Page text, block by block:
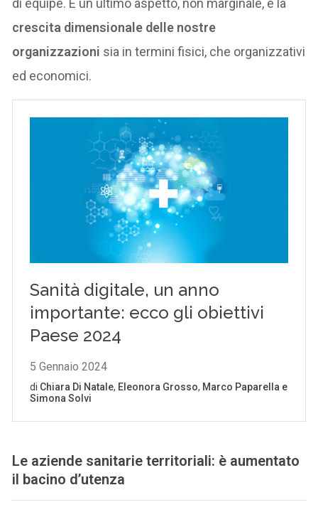
di equipe. E un ultimo aspetto, non marginale, è la
crescita dimensionale delle nostre
organizzazioni sia in termini fisici, che organizzativi
ed economici.
Le aziende sanitarie territoriali: è aumentato
il bacino d’utenza